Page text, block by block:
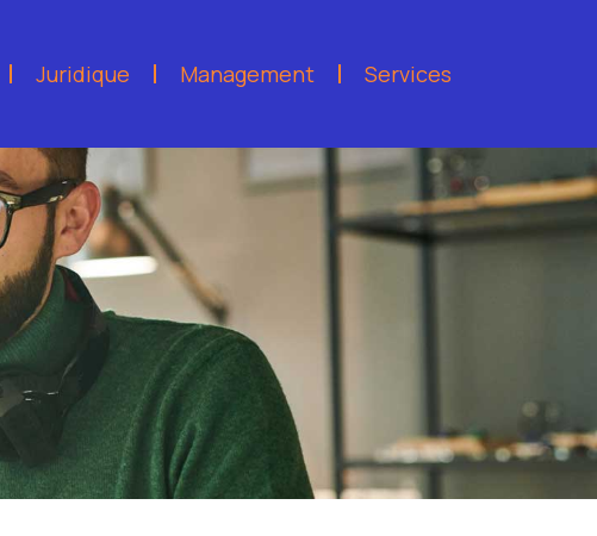
Juridique Management Services